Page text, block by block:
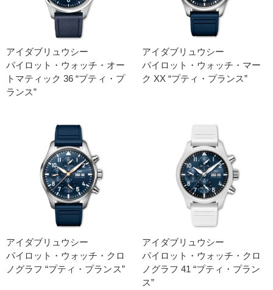
アイダブリュウシー
パイロット・ウォッチ・オー
トマティック 36 “プティ・プ
ランス”
アイダブリュウシー
パイロット・ウォッチ・マー
ク XX “プティ・プランス”
アイダブリュウシー
パイロット・ウォッチ・クロ
ノグラフ “プティ・プランス”
アイダブリュウシー
パイロット・ウォッチ・クロ
ノグラフ 41 “プティ・プラン
ス”